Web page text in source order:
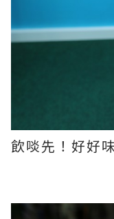
飲啖先！好好